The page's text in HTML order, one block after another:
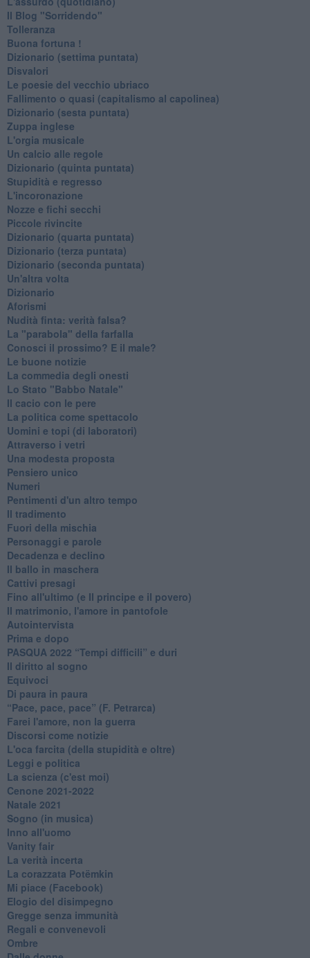
Il Blog "Sorridendo"
Tolleranza
Buona fortuna !
​Dizionario (settima puntata)
Disvalori
Le poesie del vecchio ubriaco
Fallimento o quasi (capitalismo al capolinea)
Dizionario (sesta puntata)
Zuppa inglese
L'orgia musicale
Un calcio alle regole
Dizionario (quinta puntata)
Stupidità e regresso
L'incoronazione
Nozze e fichi secchi
Piccole rivincite
​Dizionario (quarta puntata)
​Dizionario (terza puntata)
​Dizionario (seconda puntata)
Un'altra volta
Dizionario
Aforismi
Nudità finta: verità falsa?
La "parabola" della farfalla
Conosci il prossimo? E il male?
Le buone notizie
La commedia degli onesti
Lo Stato "Babbo Natale"
Il cacio con le pere
La politica come spettacolo
Uomini e topi (di laboratori)
Attraverso i vetri
Una modesta proposta
Pensiero unico
Numeri
Pentimenti d'un altro tempo
Il tradimento
Fuori della mischia
Personaggi e parole
Decadenza e declino
Il ballo in maschera
Cattivi presagi
Fino all'ultimo (e Il principe e il povero)
Il matrimonio, l'amore in pantofole
Autointervista
Prima e dopo
​PASQUA 2022 “Tempi difficili” e duri
Il diritto al sogno
Equivoci
Di paura in paura
​“Pace, pace, pace” (F. Petrarca)
Farei l'amore, non la guerra
Discorsi come notizie
L'oca farcita (della stupidità e oltre)
Leggi e politica
La scienza (c'est moi)
Cenone 2021-2022
Natale 2021
Sogno (in musica)
Inno all'uomo
Vanity fair
La verità incerta
La corazzata Potëmkin
Mi piace (Facebook)
Elogio del disimpegno
Gregge senza immunità
Regali e convenevoli
Ombre